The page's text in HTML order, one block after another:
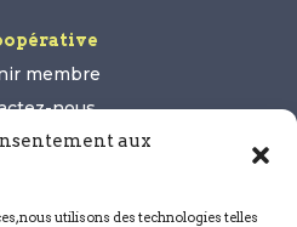
aux
nous utilisons des technologies telles
membre
nous